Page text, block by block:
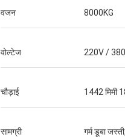
वजन 8000KG
वोल्टेज 220V /
चौड़ाई 1442 मिमी
सामग्री गर्म डूबा